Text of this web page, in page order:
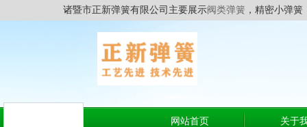
诸暨市正新弹簧有限公司主要展示阀类弹簧 ，精密小弹
网站首页 关于